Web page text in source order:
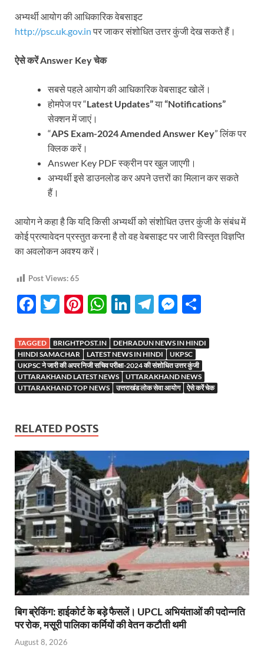
अभ्यर्थी आयोग की आधिकारिक वेबसाइट
http://psc.uk.gov.in⁠ पर जाकर संशोधित उत्तर कुंजी देख सकते हैं।
ऐसे करें Answer Key चेक
सबसे पहले आयोग की आधिकारिक वेबसाइट खोलें।
होमपेज पर “Latest Updates”या“Notifications”
सेक्शन में जाएं।
“APS Exam-2024 Amended Answer Key” लिंक पर
क्लिक करें।
Answer Key PDF स्क्रीन पर खुल जाएगी।
अभ्यर्थी इसे डाउनलोड कर अपने उत्तरों का मिलान कर सकते
हैं।
आयोग ने कहा है कि यदि किसी अभ्यर्थी को संशोधित उत्तर कुंजी के संबंध में
कोई प्रत्यावेदन प्रस्तुत करना है तो वह वेबसाइट पर जारी विस्तृत विज्ञप्ति
का अवलोकन अवश्य करें।
Post Views:65
F
e
b
o
o
T
itt
er
Pi
er
es
t
W
at
s
A
p
Li
k
e
dI
n
T
e
gr
a
m
M
se
n
g
er
ar
e
TAGGED BRIGHTPOST.IN
DEHRADUN NEWS IN HINDI
HINDI SAMACHAR
LATEST NEWS IN HINDI
UKPSC
UKPSC ने जारी की अपर निजी सचिव परीक्षा-2024 की संशोधित उत्तर कुंजी
UTTARAKHAND LATEST NEWS
UTTARAKHAND NEWS
UTTARAKHAND TOP NEWS
उत्तराखंड लोक सेवा आयोग ऐसे करें चेक
RELATED POSTS
बिग ब्रेकिंग: हाईकोर्ट के बड़े फैसलें। UPCL अभियंताओं की पदोन्नति
पर रोक, मसूरी पालिका कर्मियों की वेतन कटौती थमी
August 8, 2026